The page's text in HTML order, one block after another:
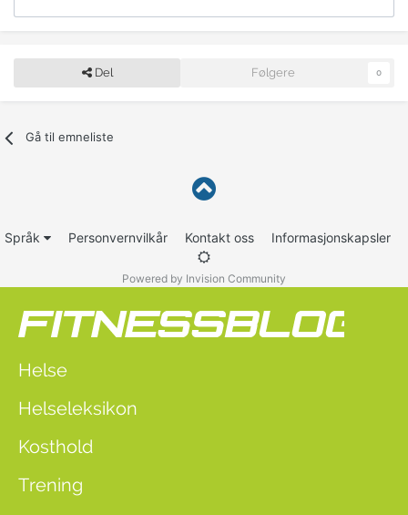
Del Følgere 0
Gå til emneliste
Språk Personvernvilkår Kontakt oss Informasjonskapsler
Powered by Invision Community
Helse
Helseleksikon
Kosthold
Trening